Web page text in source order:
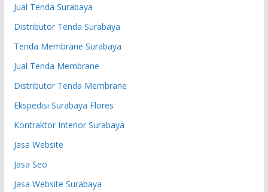
Jual Tenda Surabaya
Distributor Tenda Surabaya
Tenda Membrane Surabaya
Jual Tenda Membrane
Distributor Tenda Membrane
Ekspedisi Surabaya Flores
Kontraktor Interior Surabaya
Jasa Website
Jasa Seo
Jasa Website Surabaya